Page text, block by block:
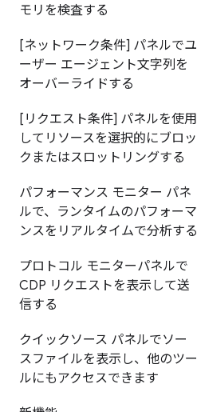
モリを検査する
[ネットワーク条件] パネルでユ
ーザー エージェント文字列を
オーバーライドする
[リクエスト条件] パネルを使用
してリソースを選択的にブロッ
クまたはスロットリングする
パフォーマンス モニター パネ
ルで、ランタイムのパフォーマ
ンスをリアルタイムで分析する
プロトコル モニターパネルで
CDP リクエストを表示して送
信する
クイックソース パネルでソー
スファイルを表示し、他のツー
ルにもアクセスできます